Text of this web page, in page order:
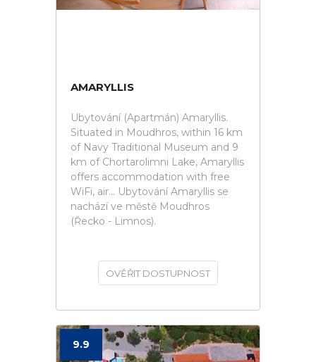
AMARYLLIS
Ubytování (Apartmán) Amaryllis.
Situated in Moudhros, within 16 km
of Navy Traditional Museum and 9
km of Chortarolimni Lake, Amaryllis
offers accommodation with free
WiFi, air... Ubytování Amaryllis se
nachází ve městě Moudhros
(Řecko - Limnos).
OVĚŘIT DOSTUPNOST
9.9